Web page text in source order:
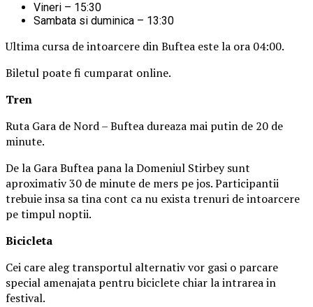
Vineri – 15:30
Sambata si duminica – 13:30
Ultima cursa de intoarcere din Buftea este la ora 04:00.
Biletul poate fi cumparat online.
Tren
Ruta Gara de Nord – Buftea dureaza mai putin de 20 de
minute.
De la Gara Buftea pana la Domeniul Stirbey sunt
aproximativ 30 de minute de mers pe jos. Participantii
trebuie insa sa tina cont ca nu exista trenuri de intoarcere
pe timpul noptii.
Bicicleta
Cei care aleg transportul alternativ vor gasi o parcare
special amenajata pentru biciclete chiar la intrarea in
festival.